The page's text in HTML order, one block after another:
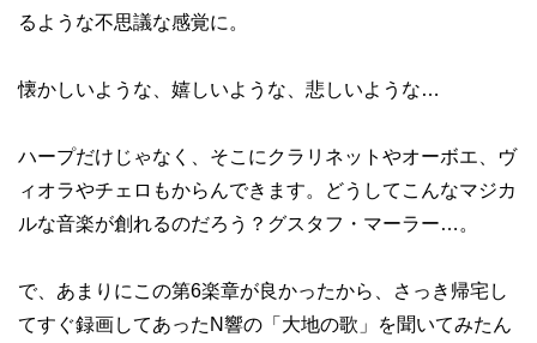
るような不思議な感覚に。
懐かしいような、嬉しいような、悲しいような…
ハープだけじゃなく、そこにクラリネットやオーボエ、ヴ
ィオラやチェロもからんできます。どうしてこんなマジカ
ルな音楽が創れるのだろう？グスタフ・マーラー…。
で、あまりにこの第6楽章が良かったから、さっき帰宅し
てすぐ録画してあったN響の「大地の歌」を聞いてみたん